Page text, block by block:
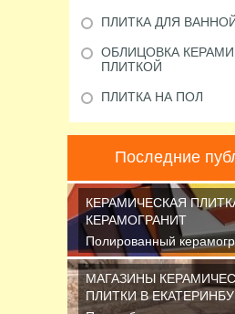
ПЛИТКА ДЛЯ
ОБЛИЦОВКА
ПЛИТКОЙ
ПЛИТКА НА ПОЛ
Последние
КЕРАМИЧЕСКАЯ
КЕРАМОГРАНИТ
Полированный
это шик, блеск и красота.
Прекрасный выбор...
МАГАЗИНЫ
ПЛИТКИ В